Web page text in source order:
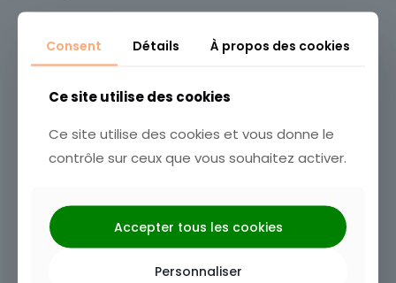
Vous aimerez peut-être aussi…
Néon Happy Birthday
Consent Détails À propos des cookies
Ce site utilise des cookies
Ce site utilise des cookies et vous donne le
contrôle sur ceux que vous souhaitez activer.
Personnaliser
Accepter tous les cookies